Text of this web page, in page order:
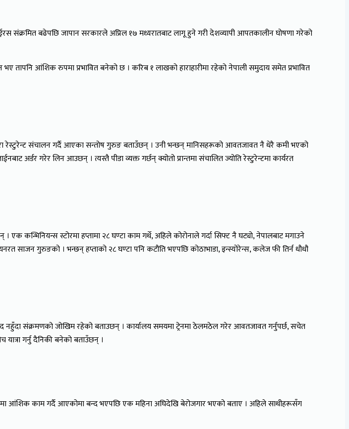
संक्रमित बढेपछि जापान सरकारले अप्रिल १७ मध्यरातबाट लागू हुने गरी देशव्यापी आपतकालीन घोषणा गरेको
तापनि आंशिक रुपमा प्रभावित बनेको छ । करिब १ लाखको हाराहारीमा रहेको नेपाली समुदाय समेत प्रभावित
रेस्टुरेन्ट संचालन गर्दै आएका सन्तोष गुरुङ बताउँछन् । उनी भन्छन् मानिसहरूको आवतजावत नै धेरै कमी भएको
गरेर लिन आउछन् । त्यस्तै पीडा व्यक्त गर्छन् क्योतो प्रान्तमा संचालित ज्योति रेस्टुरेन्टमा कार्यरत
स्टोरमा हप्तामा २८ घण्टा काम गर्थे, अहिले कोरोनाले गर्दा सिफ्ट नै घट्यो, नेपालबाट मगाउने
साजन गुरुङको । भन्छन् हप्ताको २८ घण्टा पनि कटौति भएपछि कोठाभाडा, इन्स्योरेन्स, कलेज फी तिर्न धौधौ
नहुँदा संक्रमणको जोखिम रहेको बताउछन् । कार्यालय समयमा ट्रेनमा ठेलमठेल गरेर आवतजावत गर्नुपर्छ, सचेत
गर्नु दैनिकी बनेको बताउँछन् ।
आंशिक काम गर्दै आएकोमा बन्द भएपछि एक महिना अघिदेखि बेरोजगार भएको बताए । अहिले साथीहरूसँग